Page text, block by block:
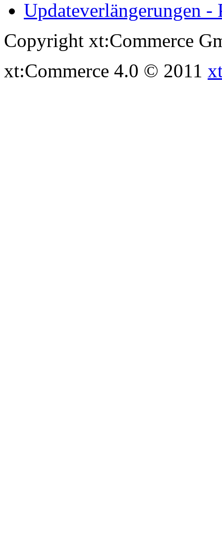
Updateverlängerungen -
Copyright xt:Commerce
xt:Commerce 4.0 © 2011